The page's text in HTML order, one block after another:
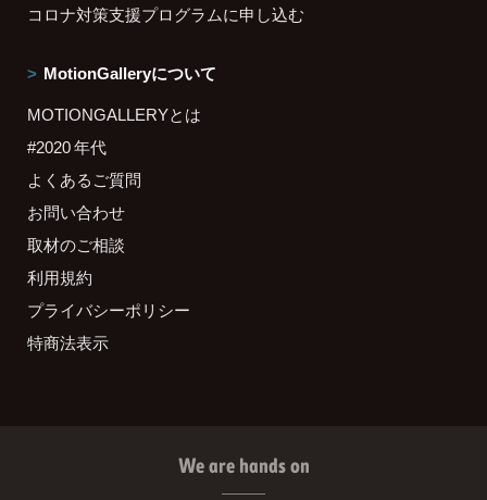
コロナ対策支援プログラムに申し込む
MotionGalleryについて
MOTIONGALLERYとは
#2020 年代
よくあるご質問
お問い合わせ
取材のご相談
利用規約
プライバシーポリシー
特商法表示
We are hands on